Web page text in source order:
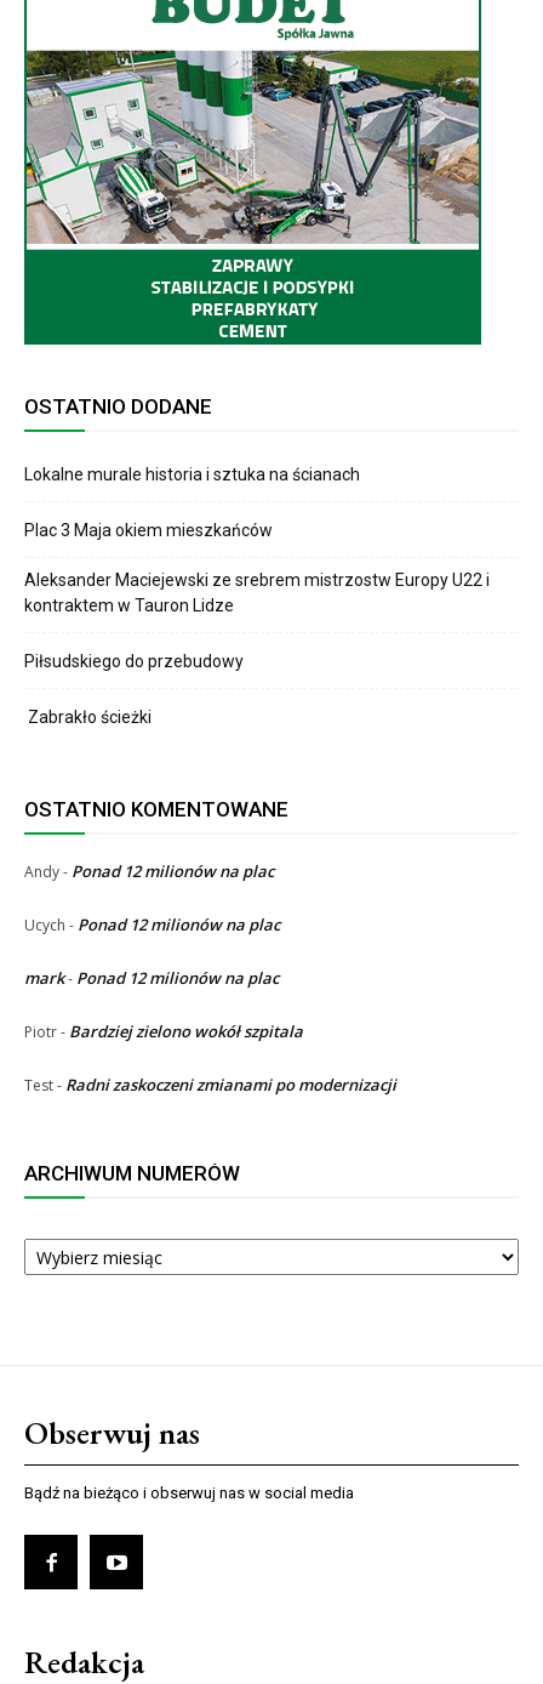
OSTATNIO DODANE
Lokalne murale historia i sztuka na ścianach
Plac 3 Maja okiem mieszkańców
Aleksander Maciejewski ze srebrem mistrzostw Europy U22 i
kontraktem w Tauron Lidze
Piłsudskiego do przebudowy
Zabrakło ścieżki
OSTATNIO KOMENTOWANE
Andy- Ponad 12 milionów na plac
Ucych - Ponad 12 milionów na plac
mark- Ponad 12 milionów na plac
Piotr- Bardziej zielono wokół szpitala
Test- Radni zaskoczeni zmianami po modernizacji
ARCHIWUM NUMERÓW
ARCHIWUM
NUMERÓW
Obserwuj nas
Bądź na bieżąco i obserwuj nas w social media
Redakcja